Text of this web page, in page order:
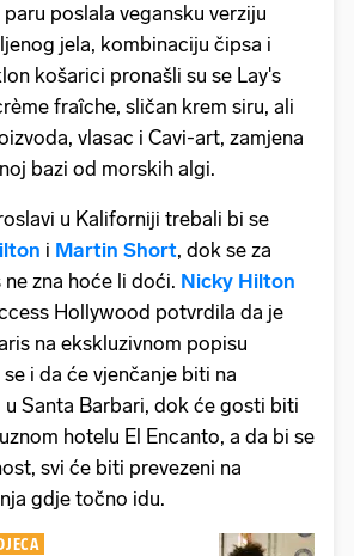
poslala vegansku verziju
jela, kombinaciju čipsa i
košarici pronašli su se Lay's
fraîche, sličan krem siru, ali
vlasac i Cavi-art, zamjena
bazi od morskih algi.
u Kaliforniji trebali bi se
i Martin Short, dok se za
ne zna hoće li doći. Nicky Hilton
Hollywood potvrdila da je
na ekskluzivnom popisu
i da će vjenčanje biti na
Santa Barbari, dok će gosti biti
hotelu El Encanto, a da bi se
svi će biti prevezeni na
gdje točno idu.